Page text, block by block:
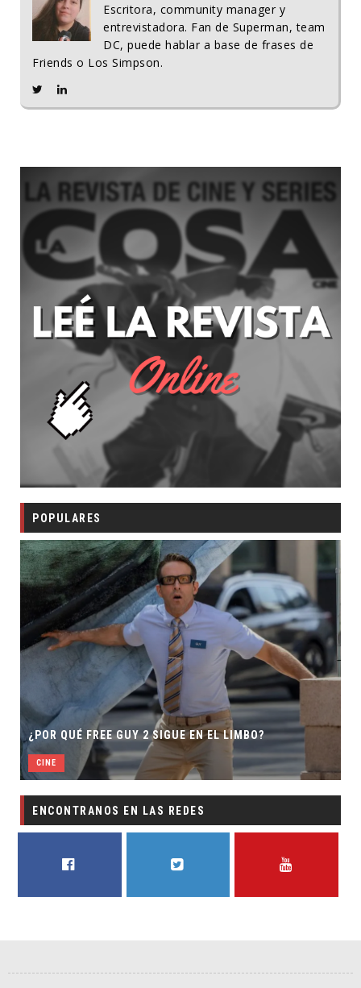
Escritora, community manager y
entrevistadora. Fan de Superman, team
DC, puede hablar a base de frases de
Friends o Los Simpson.
POPULARES
¿POR QUÉ FREE GUY 2 SIGUE EN EL LIMBO?
CINE
ENCONTRANOS EN LAS REDES